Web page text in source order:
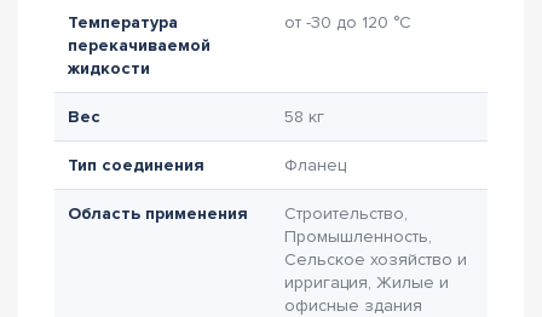
Температура
перекачиваемой
жидкости
от -30 до 120 °C
Вес 58 кг
Тип соединения Фланец
Область применения
Строительство,
Промышленность,
Сельское хозяйство и
ирригация, Жилые и
офисные здания